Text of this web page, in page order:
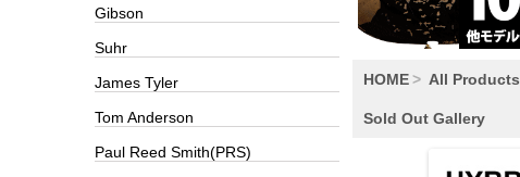
HOME All Products
Sold Out Gallery
Gibson
Suhr
James Tyler
Tom Anderson
Paul Reed Smith(PRS)